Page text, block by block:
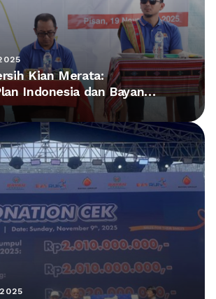
Kian Merata:
Indonesia dan Bayan
Fasilitas Baru di NTT